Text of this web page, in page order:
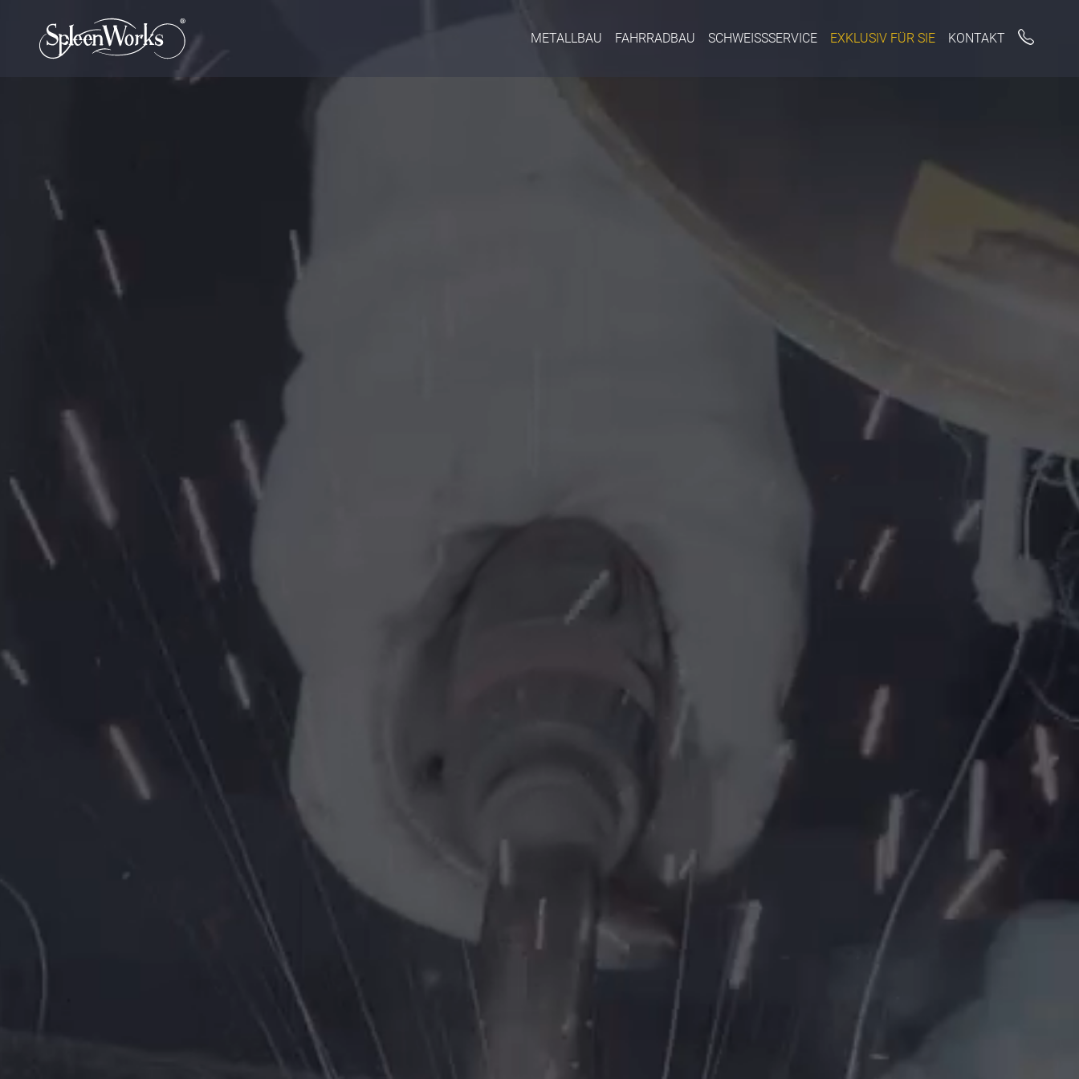
METALLBAU FAHRRADBAU SCHWEISSSERVICE EXKLUSIV FÜR SIE KONTAKT